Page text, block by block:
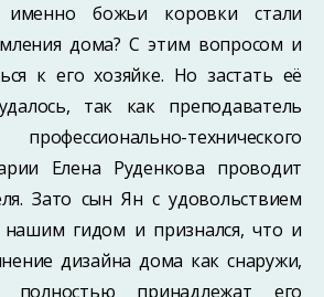
именно божьи коровки стали
дома? С этим вопросом и
к его хозяйке. Но застать её
так как преподаватель
технического
Елена Руденкова проводит
Зато сын Ян с удовольствием
нашим гидом и признался, что и
дизайна дома как снаружи,
принадлежат его